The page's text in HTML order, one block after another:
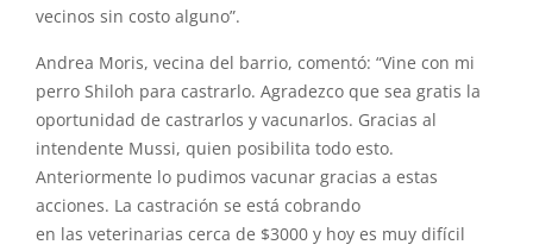
vecinos sin costo alguno”.
Andrea Moris, vecina del barrio, comentó: “Vine con mi
perro Shiloh para castrarlo. Agradezco que sea gratis la
oportunidad de castrarlos y vacunarlos. Gracias al
intendente Mussi, quien posibilita todo esto.
Anteriormente lo pudimos vacunar gracias a estas
acciones. La castración se está cobrando
en las veterinarias cerca de $3000 y hoy es muy difícil